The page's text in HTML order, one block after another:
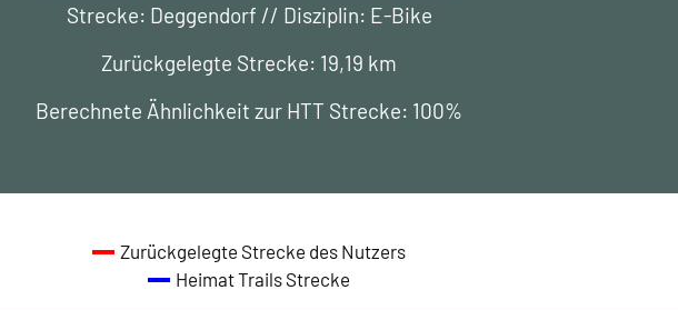
Strecke: Deggendorf // Disziplin: E-Bike
Zurückgelegte Strecke: 19,19 km
Berechnete Ähnlichkeit zur HTT Strecke: 100%
Zurückgelegte Strecke des Nutzers
Heimat Trails Strecke